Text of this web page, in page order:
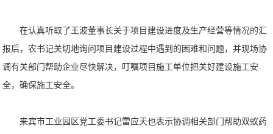
在认真听取了王波董事长关于项目建设进度及生产经营等情况的汇
报后，农书记关切地询问项目建设过程中遇到的困难和问题，并现场协
调有关部门帮助企业尽快解决，叮嘱项目施工单位把关好建设施工安
全，确保施工安全。
来宾市工业园区党工委书记雷应天也表示协调相关部门帮助双蚁药